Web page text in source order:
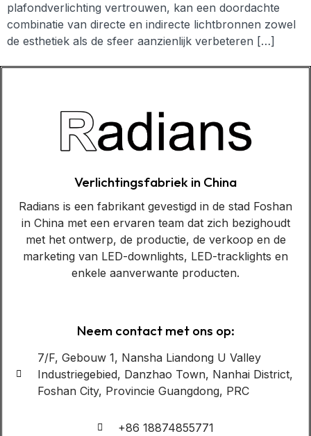
plafondverlichting vertrouwen, kan een doordachte
combinatie van directe en indirecte lichtbronnen zowel
de esthetiek als de sfeer aanzienlijk verbeteren […]
Verlichtingsfabriek in China
Radians is een fabrikant gevestigd in de stad Foshan
in China met een ervaren team dat zich bezighoudt
met het ontwerp, de productie, de verkoop en de
marketing van LED-downlights, LED-tracklights en
enkele aanverwante producten.
Neem contact met ons op:
7/F, Gebouw 1, Nansha Liandong U Valley
Industriegebied, Danzhao Town, Nanhai District,
Foshan City, Provincie Guangdong, PRC
+86 18874855771